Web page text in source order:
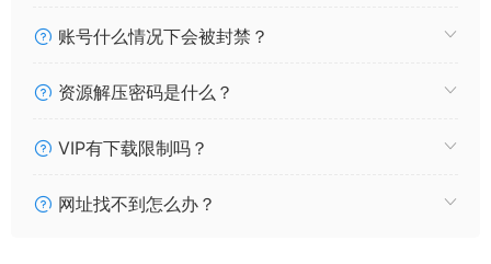
账号什么情况下会被封禁？
资源解压密码是什么？
VIP有下载限制吗？
网址找不到怎么办？